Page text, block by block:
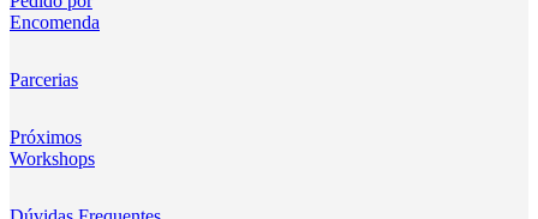
Kingma
Encomenda
Parcerias
Próximos
Workshops